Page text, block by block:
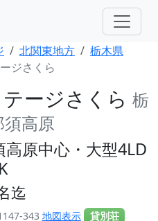
北関東地方
栃木県
ジさくら
ージさくら 栃
高原
原中心・大型4LD
K
迄
343 地図表示 貸別荘